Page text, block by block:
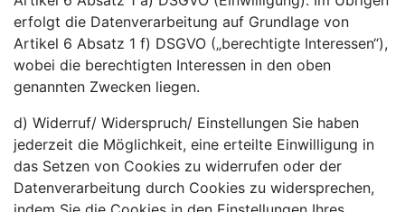
erfolgt die Datenverarbeitung auf Grundlage von
Artikel 6 Absatz 1 f) DSGVO („berechtigte Interessen“),
wobei die berechtigten Interessen in den oben
genannten Zwecken liegen.
d) Widerruf/ Widerspruch/ Einstellungen Sie haben
jederzeit die Möglichkeit, eine erteilte Einwilligung in
das Setzen von Cookies zu widerrufen oder der
Datenverarbeitung durch Cookies zu widersprechen,